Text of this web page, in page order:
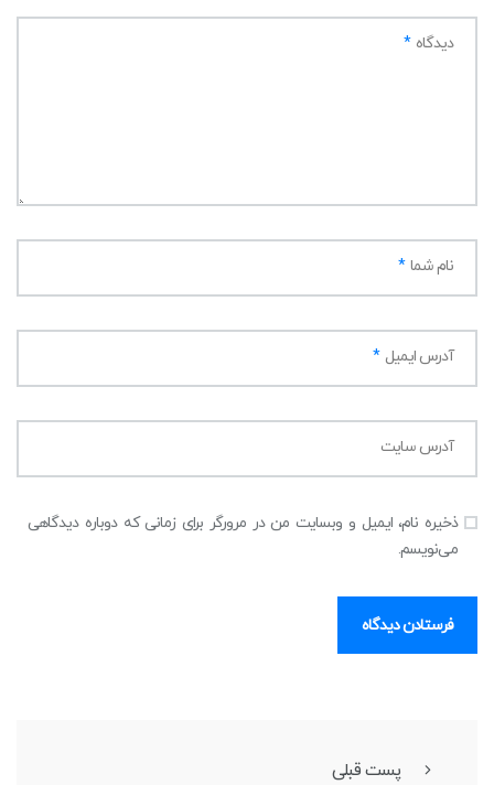
دیدگاه *
نام شما *
آدرس ایمیل *
آدرس سایت
ذخیره نام، ایمیل و وبسایت من در مرورگر برای زمانی که دوباره دیدگاهی
می‌نویسم.
پست قبلی